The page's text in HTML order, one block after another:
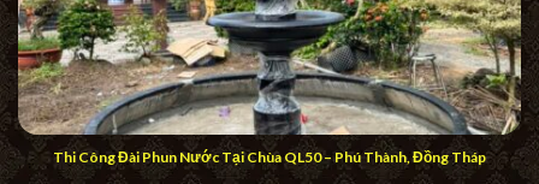
Thi Công Đài Phun Nước Tại Chùa QL50 – Phú Thành, Đồng Tháp